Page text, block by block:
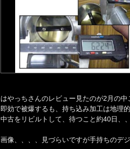
はやっちさんのレビュー見たのが2月の中
即効で被爆するも、持ち込み加工は地理
中古をリビルトして、待つこと約40日、
画像、、、、見づらいですが手持ちのデ